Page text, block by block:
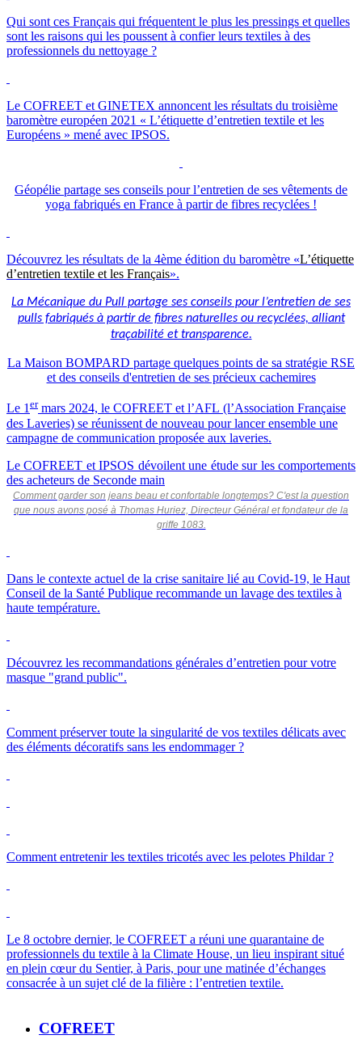
Qui sont ces Français qui fréquentent le plus les pressings et quelles
sont les raisons qui les poussent à confier leurs textiles à des
professionnels du nettoyage ?
Le COFREET et GINETEX annoncent les résultats du troisième
baromètre européen 2021 « L’étiquette d’entretien textile et les
Européens » mené avec IPSOS.
Géopélie partage ses conseils pour l’entretien de ses vêtements de
yoga fabriqués en France à partir de fibres recyclées !
Découvrez les résultats de la 4ème édition du baromètre «L’étiquette
d’entretien textile et les Français».
La Mécanique du Pull partage ses conseils pour l’entretien de ses
pulls fabriqués à partir de fibres naturelles ou recyclées, alliant
traçabilité et transparence.
La Maison BOMPARD partage quelques points de sa stratégie RSE
et des conseils d'entretien de ses précieux cachemires
Le 1ermars 2024, le COFREET et l’AFL (l’Association Française
des Laveries) se réunissent de nouveau pour lancer ensemble une
campagne de communication proposée aux laveries.
Le COFREET et IPSOS dévoilent une étude sur les comportements
des acheteurs de Seconde main
Comment garder son jeans beau et confortable longtemps? C'est la question
que nous avons posé à Thomas Huriez, Directeur Général et fondateur de la
griffe 1083.
Dans le contexte actuel de la crise sanitaire lié au Covid-19, le Haut
Conseil de la Santé Publique recommande un lavage des textiles à
haute température.
Découvrez les recommandations générales d’entretien pour votre
masque "grand public".
Comment préserver toute la singularité de vos textiles délicats avec
des éléments décoratifs sans les endommager ?
Comment entretenir les textiles tricotés avec les pelotes Phildar ?
Le 8 octobre dernier, le COFREET a réuni une quarantaine de
professionnels du textile à la Climate House, un lieu inspirant situé
en plein cœur du Sentier, à Paris, pour une matinée d’échanges
consacrée à un sujet clé de la filière : l’entretien textile.
COFREET